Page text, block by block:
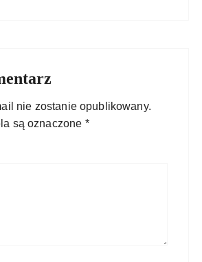
nie zostanie opublikowany.
są oznaczone *